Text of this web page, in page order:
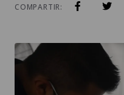
COMPARTIR: